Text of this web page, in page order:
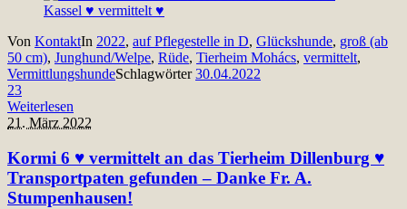
Von KontaktIn 2022, auf Pflegestelle in D, Glückshunde, groß (ab
50 cm), Junghund/Welpe, Rüde, Tierheim Mohács, vermittelt,
VermittlungshundeSchlagwörter30.04.2022
23
Weiterlesen
21. März 2022
Kormi 6 ♥ vermittelt an das Tierheim Dillenburg ♥
Transportpaten gefunden – Danke Fr. A.
Stumpenhausen!